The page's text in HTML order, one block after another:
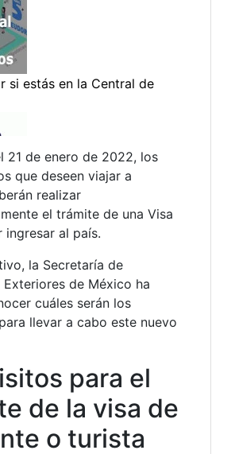
21 de enero de 2022, los
que deseen viajar a
realizar
el trámite de una Visa
ingresar al país.
la Secretaría de
Exteriores de México ha
cuáles serán los
llevar a cabo este nuevo
para el
de la visa de
o turista